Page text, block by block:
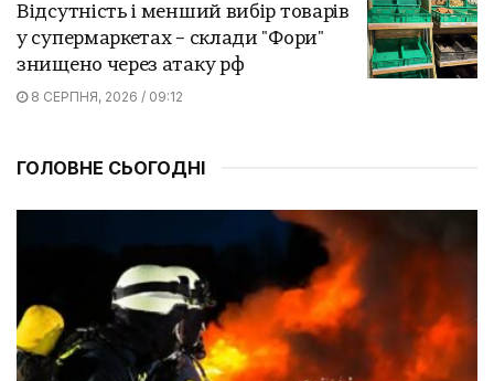
Відсутність і менший вибір товарів
у супермаркетах – склади "Фори"
знищено через атаку рф
8 СЕРПНЯ, 2026 / 09:12
ГОЛОВНЕ СЬОГОДНІ